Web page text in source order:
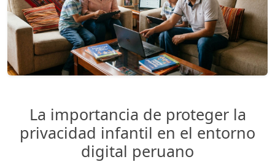
La importancia de proteger la
privacidad infantil en el entorno
digital peruano